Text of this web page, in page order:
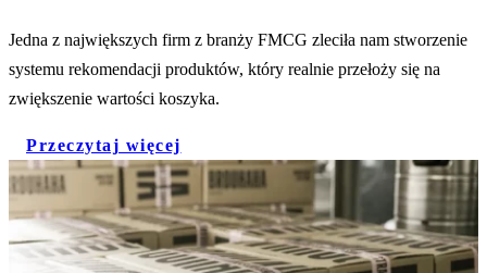
Jedna z największych firm z branży FMCG zleciła nam stworzenie
systemu rekomendacji produktów, który realnie przełoży się na
zwiększenie wartości koszyka.
Przeczytaj więcej